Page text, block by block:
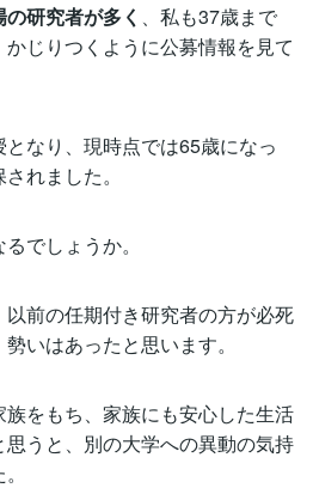
研究者が多く 、私も37歳まで
じりつくように公募情報を見て
なり、現時点では65歳になっ
れました。
でしょうか。
前の任期付き研究者の方が必死
いはあったと思います。
をもち、家族にも安心した生活
うと、別の大学への異動の気持